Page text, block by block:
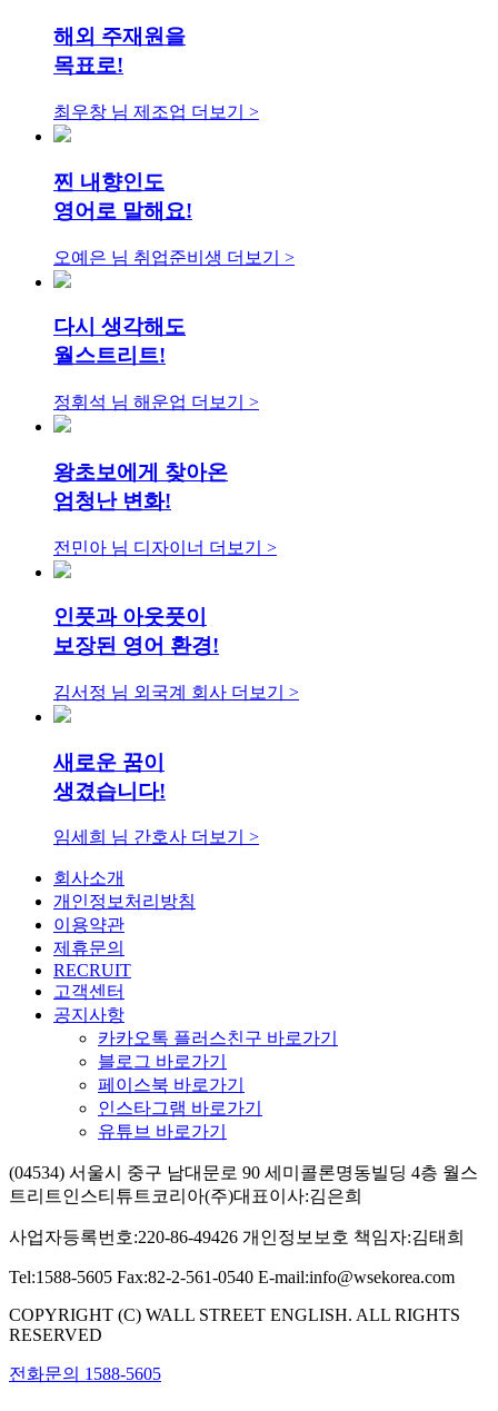
해외 주재원을
목표로!
최우창 님 제조업 더보기 >
찐 내향인도
영어로 말해요!
오예은 님 취업준비생 더보기 >
다시 생각해도
월스트리트!
정휘석 님 해운업 더보기 >
왕초보에게 찾아온
엄청난 변화!
전민아 님 디자이너 더보기 >
인풋과 아웃풋이
보장된 영어 환경!
김서정 님 외국계 회사 더보기 >
새로운 꿈이
생겼습니다!
임세희 님 간호사 더보기 >
회사소개
개인정보처리방침
이용약관
제휴문의
RECRUIT
고객센터
공지사항
카카오톡 플러스친구 바로가기
블로그 바로가기
페이스북 바로가기
인스타그램 바로가기
유튜브 바로가기
(04534) 서울시 중구 남대문로 90 세미콜론명동빌딩 4층 월스
트리트인스티튜트코리아(주)대표이사:김은희
사업자등록번호:220-86-49426 개인정보보호 책임자:김태희
Tel:1588-5605 Fax:82-2-561-0540 E-mail:info@wsekorea.com
COPYRIGHT (C) WALL STREET ENGLISH. ALL RIGHTS
RESERVED
전화문의 1588-5605